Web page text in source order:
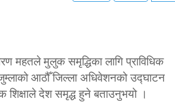
महतले मुलुक समृद्धिका लागि प्राविधिक
आठौँ जिल्ला अधिवेशनको उद्घाटन
शिक्षाले देश समृद्ध हुने बताउनुभयो ।